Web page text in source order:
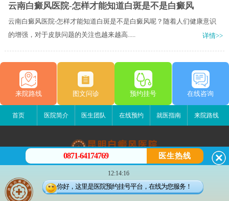
云南白癜风医院-怎样才能知道白斑是不是白癜风
云南白癜风医院-怎样才能知道白斑是不是白癜风呢？随着人们健康意识
的增强，对于皮肤问题的关注也越来越高.....
详情>>
来院路线 图文问诊 预约挂号 在线咨询
首页 医院简介 医生团队 在线预约 就医指南 来院路线
昆明白癜风医院
昆明市五华区护国路2号
版权所有：昆明白癜风医院
0871-64174769 医生热线
12:14:16
你好，这里是医院预约挂号平台，在线为您服务！